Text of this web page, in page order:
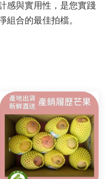
感與實用性，是您實踐
組合的最佳拍檔。